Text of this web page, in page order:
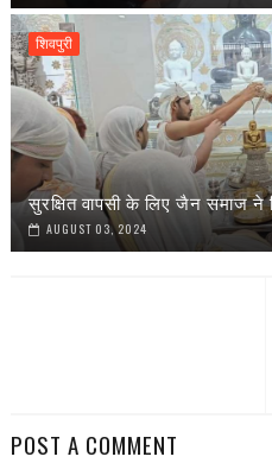
शिवपुरी
सुरक्षित वापसी के लिए जैन समाज ने
AUGUST 03, 2024
POST A COMMENT